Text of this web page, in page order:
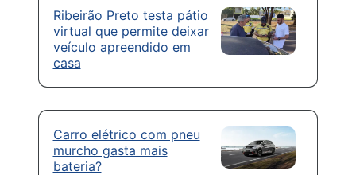
Ribeirão Preto testa pátio
virtual que permite deixar
veículo apreendido em
casa
Carro elétrico com pneu
murcho gasta mais
bateria?